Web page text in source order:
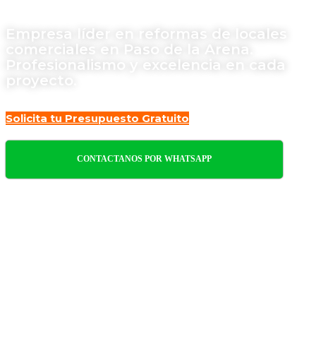
Empresa líder en reformas de locales
comerciales en Paso de la Arena.
Profesionalismo y excelencia en cada
proyecto.
Solicita tu Presupuesto Gratuito
CONTACTANOS POR WHATSAPP